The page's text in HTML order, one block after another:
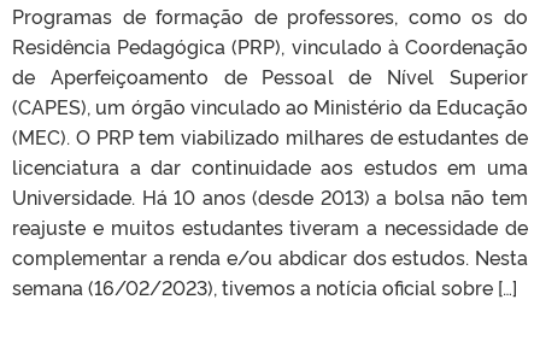
Programas de formação de professores, como os do
Residência Pedagógica (PRP), vinculado à Coordenação
de Aperfeiçoamento de Pessoal de Nível Superior
(CAPES), um órgão vinculado ao Ministério da Educação
(MEC). O PRP tem viabilizado milhares de estudantes de
licenciatura a dar continuidade aos estudos em uma
Universidade. Há 10 anos (desde 2013) a bolsa não tem
reajuste e muitos estudantes tiveram a necessidade de
complementar a renda e/ou abdicar dos estudos. Nesta
semana (16/02/2023), tivemos a notícia oficial sobre […]